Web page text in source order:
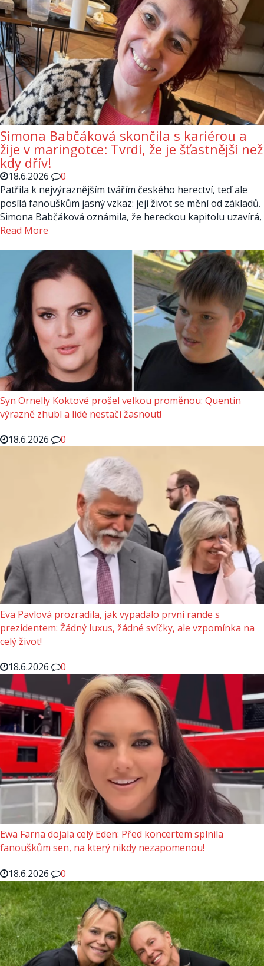
Simona Babčáková skončila s kariérou a
žije v maringotce: Tvrdí, že je šťastnější než
kdy dřív!
18.6.2026
0
Patřila k nejvýraznějším tvářím českého herectví, teď ale
posílá fanouškům jasný vzkaz: její život se mění od základů.
Simona Babčáková oznámila, že hereckou kapitolu uzavírá,
Read More
Syn Ornelly Koktové prošel velkou proměnou: Quentin
výrazně zhubl a lidé nestačí žasnout!
18.6.2026
0
Eva Pavlová prozradila, jak vypadalo první rande s
prezidentem: Žádný luxus, žádné svíčky, ale vzpomínka na
celý život!
18.6.2026
0
Ewa Farna dojala celý Eden: Před koncertem splnila
fanouškům sen, na který nikdy nezapomenou!
18.6.2026
0